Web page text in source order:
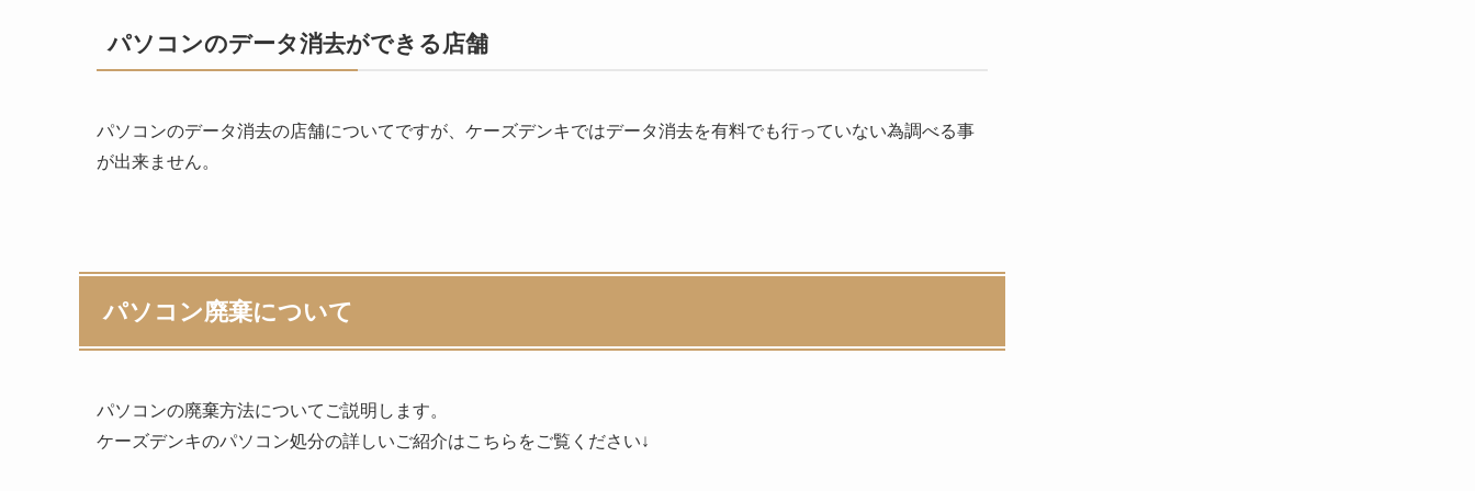
パソコンのデータ消去ができる店舗
パソコンのデータ消去の店舗についてですが、ケーズデンキではデータ消去を有料でも行っていない為調べる事
が出来ません。
パソコン廃棄について
パソコンの廃棄方法についてご説明します。
ケーズデンキのパソコン処分の詳しいご紹介はこちらをご覧ください↓